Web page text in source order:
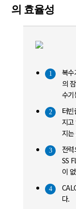
의 효율성
1
복수
의
수기
2
터
지고
지는
3
전
SS
이
4
다.